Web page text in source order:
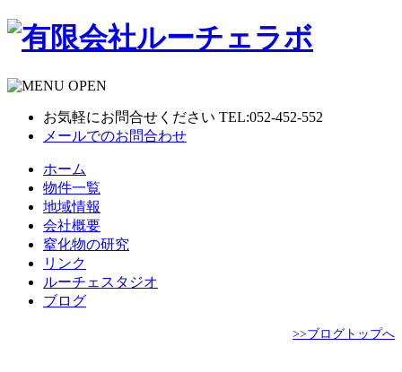
お気軽にお問合せください TEL:052-452-552
メールでのお問合わせ
ホーム
物件一覧
地域情報
会社概要
窒化物の研究
リンク
ルーチェスタジオ
ブログ
>>ブログトップへ